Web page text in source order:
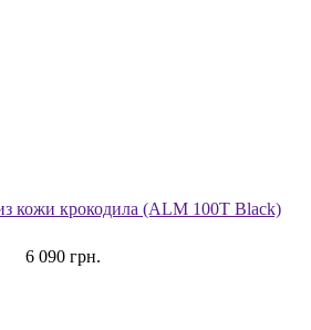
кожи крокодила (ALM 100T Black)
6 090 грн.